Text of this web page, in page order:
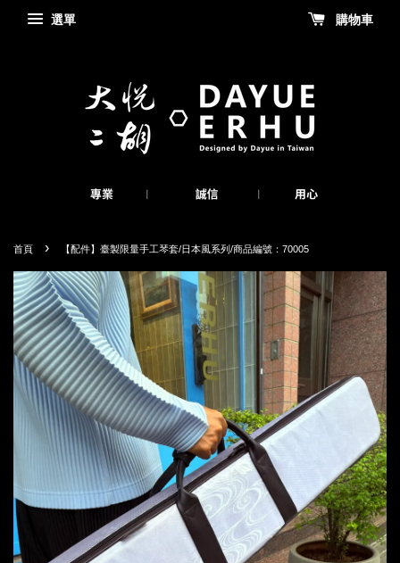
選單 購物車
首頁 › 【配件】臺製限量手工琴套/日本風系列/商品編號：70005